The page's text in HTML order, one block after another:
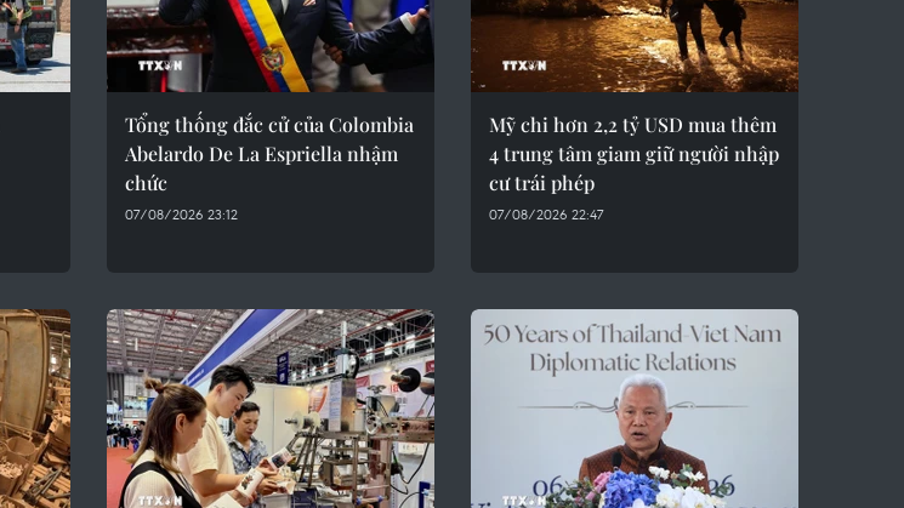
Tổng thống đắc cử của Colombia
Abelardo De La Espriella nhậm
chức
07/08/2026 23:12
Mỹ chi hơn 2,2 tỷ USD mua thêm
4 trung tâm giam giữ người nhập
cư trái phép
07/08/2026 22:47